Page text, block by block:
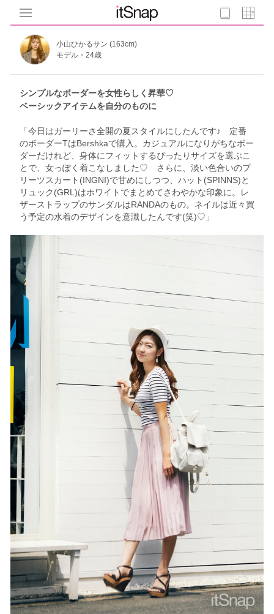
小山ひかるサン (163cm)
モデル・24歳
シンプルなボーダーを女性らしく昇華♡
ベーシックアイテムを自分のものに
「今日はガーリーさ全開の夏スタイルにしたんです♪ 定番
のボーダーTはBershkaで購入。カジュアルになりがちなボー
ダーだけれど、身体にフィットするぴったりサイズを選ぶこ
とで、女っぽく着こなしました♡ さらに、淡い色合いのプ
リーツスカート(INGNI)で甘めにしつつ、ハット(SPINNS)と
リュック(GRL)はホワイトでまとめてさわやかな印象に。レ
ザーストラップのサンダルはRANDAのもの。ネイルは近々買
う予定の水着のデザインを意識したんです(笑)♡」